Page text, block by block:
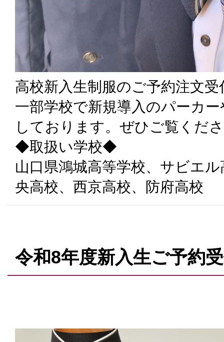
高校新入生制服のご予約注文
一部学校で新規導入のパーカ
しております。ぜひご覧くだ
◆取扱い学校◆
山口県鴻城高等学校、サビエ
央高校、西京高校、防府高校
令和8年度新入生ご予約